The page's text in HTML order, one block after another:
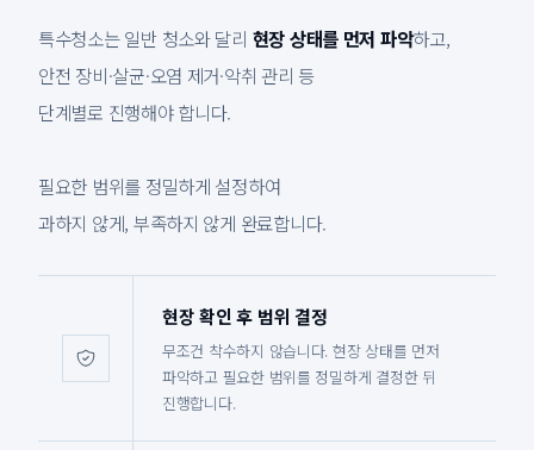
특수청소는 일반 청소와 달리 현장 상태를 먼저 파악하고,
안전 장비·살균·오염 제거·악취 관리 등
단계별로 진행해야 합니다.
필요한 범위를 정밀하게 설정하여
과하지 않게, 부족하지 않게 완료합니다.
현장 확인 후 범위 결정
무조건 착수하지 않습니다. 현장 상태를 먼저
파악하고 필요한 범위를 정밀하게 결정한 뒤
진행합니다.